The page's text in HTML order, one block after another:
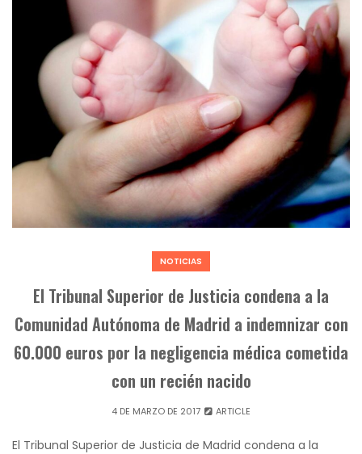
NOTICIAS
El Tribunal Superior de Justicia condena a la
Comunidad Autónoma de Madrid a indemnizar con
60.000 euros por la negligencia médica cometida
con un recién nacido
4 DE MARZO DE 2017 ARTICLE
El Tribunal Superior de Justicia de Madrid condena a la